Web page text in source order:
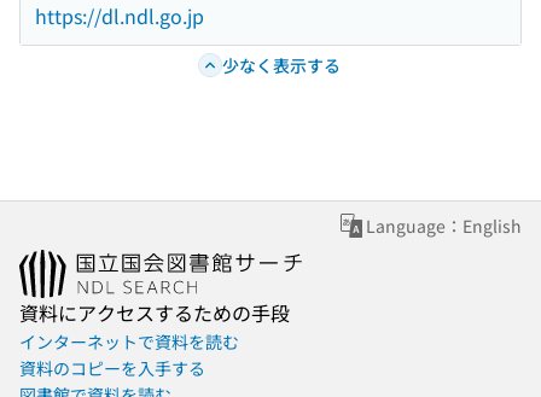
https://dl.ndl.go.jp
少なく表示する
Language：English
資料にアクセスするための手段
インターネットで資料を読む
資料のコピーを入手する